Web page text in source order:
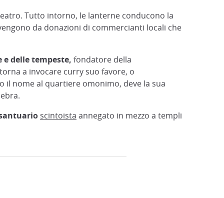
Tutto intorno, le lanterne conducono la
da donazioni di commercianti locali che
e delle tempeste, fondatore della
a invocare curry suo favore, o
il nome al quartiere omonimo, deve la sua
scintoista annegato in mezzo a templi